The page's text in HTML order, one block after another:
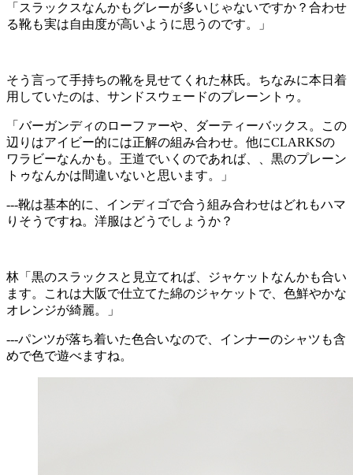
「スラックスなんかもグレーが多いじゃないですか？合わせ
る靴も実は自由度が高いように思うのです。」
そう言って手持ちの靴を見せてくれた林氏。ちなみに本日着
用していたのは、サンドスウェードのプレーントゥ。
「バーガンディのローファーや、ダーティーバックス。この
辺りはアイビー的には正解の組み合わせ。他にCLARKSの
ワラビーなんかも。王道でいくのであれば、、黒のプレーン
トゥなんかは間違いないと思います。」
---靴は基本的に、インディゴで合う組み合わせはどれもハマ
りそうですね。洋服はどうでしょうか？
林「黒のスラックスと見立てれば、ジャケットなんかも合い
ます。これは大阪で仕立てた綿のジャケットで、色鮮やかな
オレンジが綺麗。」
---パンツが落ち着いた色合いなので、インナーのシャツも含
めで色で遊べますね。